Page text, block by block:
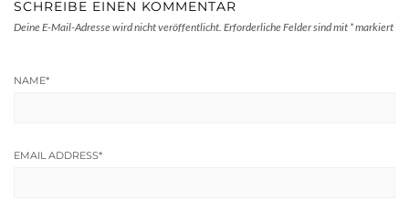
SCHREIBE EINEN KOMMENTAR
Deine E-Mail-Adresse wird nicht veröffentlicht. Erforderliche Felder sind mit *markiert
NAME*
EMAIL ADDRESS*